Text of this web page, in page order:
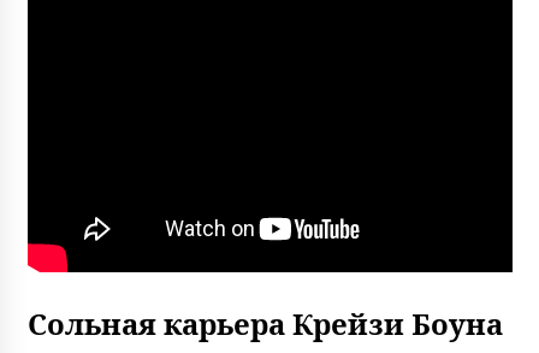
Сольная карьера Крейзи Боуна